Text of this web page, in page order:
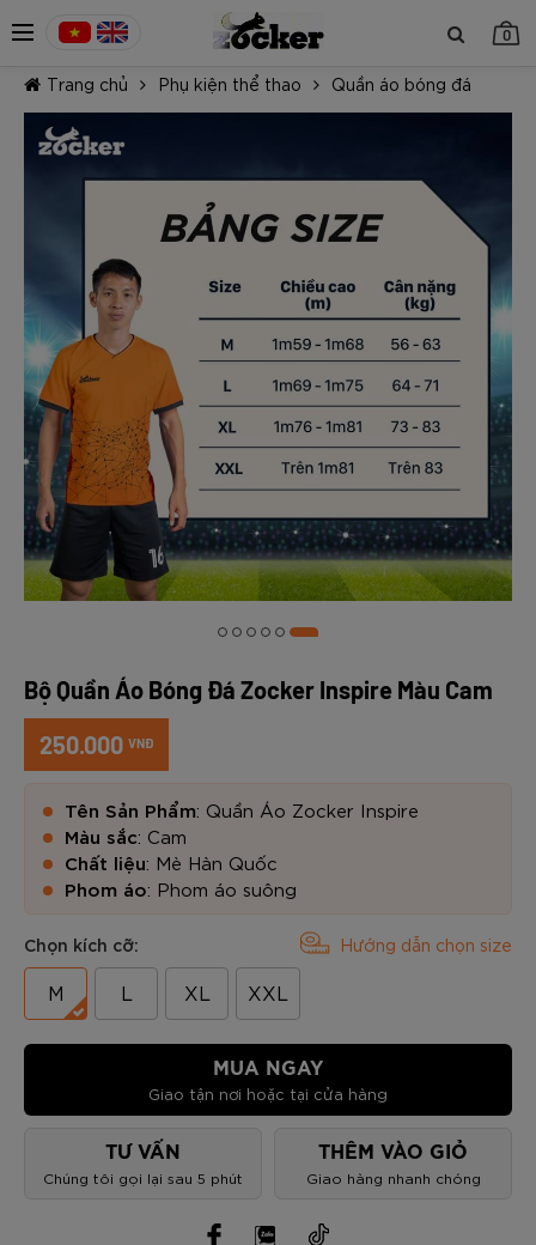
0
TIẾP TỤC MUA HÀNG
Trang chủ Phụ kiện thể thao Quần áo bóng đá
Bộ Quần Áo Bóng Đá Zocker Inspire Màu Cam
250.000 VNĐ
Tên Sản Phẩm: Quần Áo Zocker Inspire
Màu sắc: Cam
Chất liệu: Mè Hàn Quốc
Phom áo: Phom áo suông
Chọn kích cỡ: Hướng dẫn chọn size
M L XL XXL
MUA NGAY
Giao tận nơi hoặc tại cửa hàng
TƯ VẤN
Chúng tôi gọi lại sau 5 phút
THÊM VÀO GIỎ
Giao hàng nhanh chóng